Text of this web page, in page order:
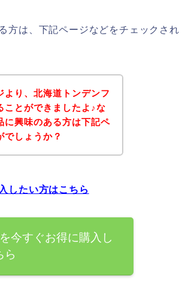
方は、下記ページなどをチェックされ
より、北海道トンデンフ
ことができましたよ♪な
に興味のある方は下記ペ
でしょうか？
したい方はこちら
今すぐお得に購入し
ら